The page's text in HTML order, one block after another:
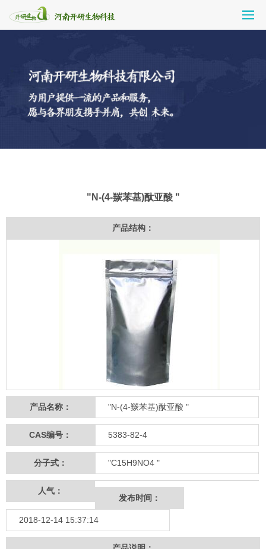
"N-(4-羰苯基)酞亚酸 "
产品结构：
产品名称： "N-(4-羰苯基)酞亚酸 "
CAS编号： 5383-82-4
分子式： "C15H9NO4 "
人气：
发布时间：
2018-12-14 15:37:14